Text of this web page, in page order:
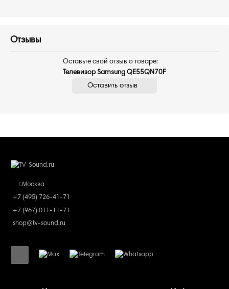
Отзывы
Оставьте свой отзыв о товаре:
Телевизор Samsung QE55QN70F
Оставить отзыв
г.Москва
+7 (495) 726-41-71
+7 (967) 011-11-71
shop@tv-sound.ru